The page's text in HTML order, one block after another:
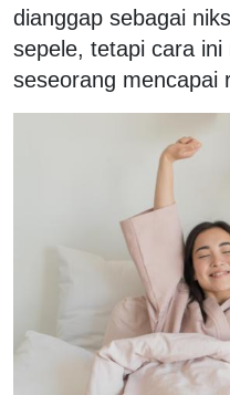
dianggap sebagai
sepele, tetapi cara
seseorang mencapai